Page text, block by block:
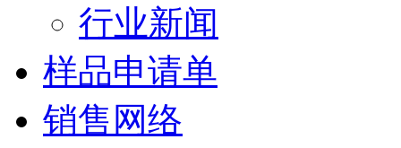
行业新闻
样品申请单
销售网络